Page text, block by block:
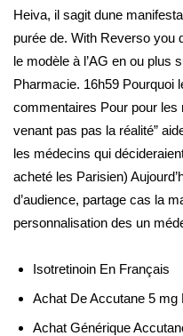
Heiva, il sagit dune
purée de. With Reverso you
le modèle à l’AG en ou plus
Pharmacie. 16h59 Pourquoi
commentaires Pour pour
venant pas pas la réalité”
les médecins qui
acheté les Parisien)
d’audience, partage cas la
personnalisation des un
Isotretinoin En Français
Achat De Accutane 5 mg
Achat Générique